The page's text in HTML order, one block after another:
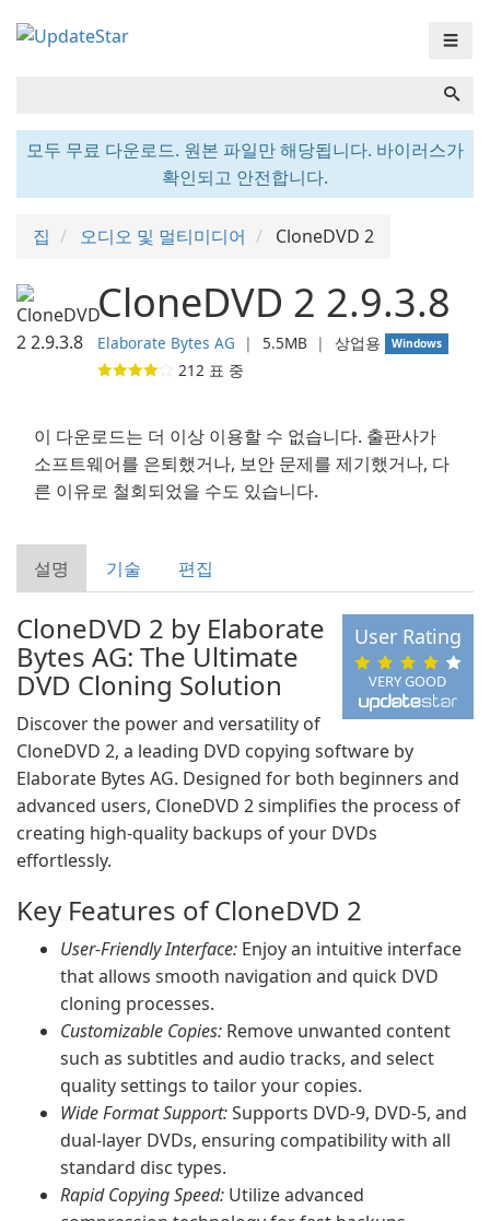
☰
모두 무료 다운로드. 원본 파일만 해당됩니다. 바이러스가
확인되고 안전합니다.
집 오디오 및 멀티미디어 CloneDVD 2
CloneDVD 2 2.9.3.8
Elaborate Bytes AG ❘ 5.5MB ❘ 상업용 Windows
212 표 중
이 다운로드는 더 이상 이용할 수 없습니다. 출판사가
소프트웨어를 은퇴했거나, 보안 문제를 제기했거나, 다
른 이유로 철회되었을 수도 있습니다.
설명 기술 편집
VERY GOOD
User Rating
CloneDVD 2 by Elaborate
Bytes AG: The Ultimate
DVD Cloning Solution
Discover the power and versatility of
CloneDVD 2, a leading DVD copying software by
Elaborate Bytes AG. Designed for both beginners and
advanced users, CloneDVD 2 simplifies the process of
creating high-quality backups of your DVDs
effortlessly.
Key Features of CloneDVD 2
User-Friendly Interface: Enjoy an intuitive interface
that allows smooth navigation and quick DVD
cloning processes.
Customizable Copies: Remove unwanted content
such as subtitles and audio tracks, and select
quality settings to tailor your copies.
Wide Format Support:Supports DVD-9, DVD-5, and
dual-layer DVDs, ensuring compatibility with all
standard disc types.
Rapid Copying Speed: Utilize advanced